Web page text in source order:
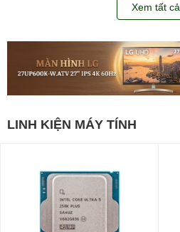
Xem tất cả
LINH KIỆN MÁY TÍNH